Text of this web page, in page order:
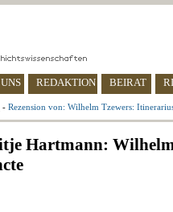
REDAKTION BEIRAT
- Rezension von: Wilhelm Tzewers:
Hartmann: